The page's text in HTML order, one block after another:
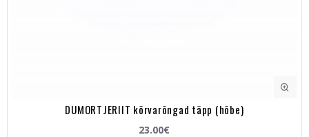
DUMORTJERIIT kõrvarõngad täpp (hõbe)
23.00€